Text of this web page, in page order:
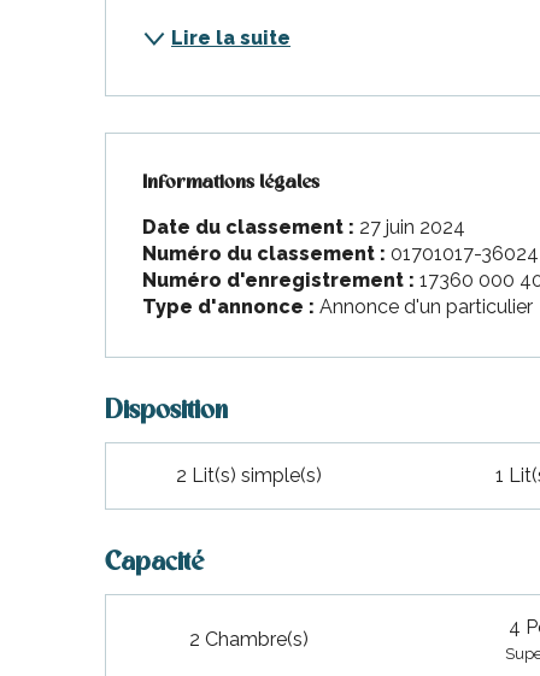
Marie-de-Ré
Lire la suite
Informations légales
Informations légales
Date du classement : 27 juin 2024
Numéro du classement : 01701017-
Numéro d'enregistrement : 17360 000
Type d'annonce : Annonce d'un particulier
Disposition
2 Lit(s) simple(s) 1
Capacité
2 Chambre(s) 4